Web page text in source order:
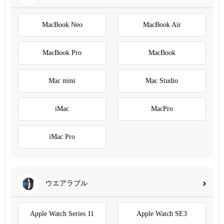
MacBook Neo MacBook Air
MacBook Pro MacBook
Mac mini Mac Studio
iMac MacPro
iMac Pro
ウエアラブル
Apple Watch Series 11 Apple Watch SE3